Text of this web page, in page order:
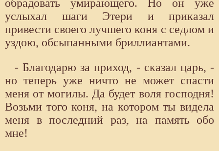
обрадовать умирающего. Но он уже
услыхал шаги Этери и приказал
привести своего лучшего коня с седлом и
уздою, обсыпанными бриллиантами.
- Благодарю за приход, - сказал царь, -
но теперь уже ничто не может спасти
меня от могилы. Да будет воля господня!
Возьми того коня, на котором ты видела
меня в последний раз, на память обо
мне!